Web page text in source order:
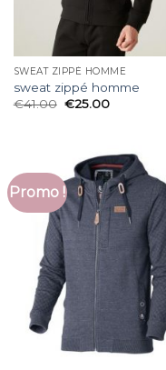
SWEAT ZIPPÉ HOMME
sweat zippé homme
€41.00 €25.00
Promo !